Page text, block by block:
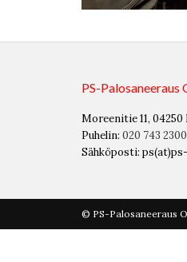
PS-Palosaneeraus
Moreenitie 11, 04250
Puhelin: 020 743 2300
Sähköposti:
© PS-Palosaneeraus